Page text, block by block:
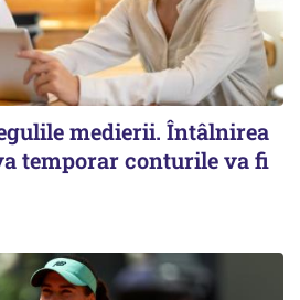
medierii. Întâlnirea
temporar conturile va fi